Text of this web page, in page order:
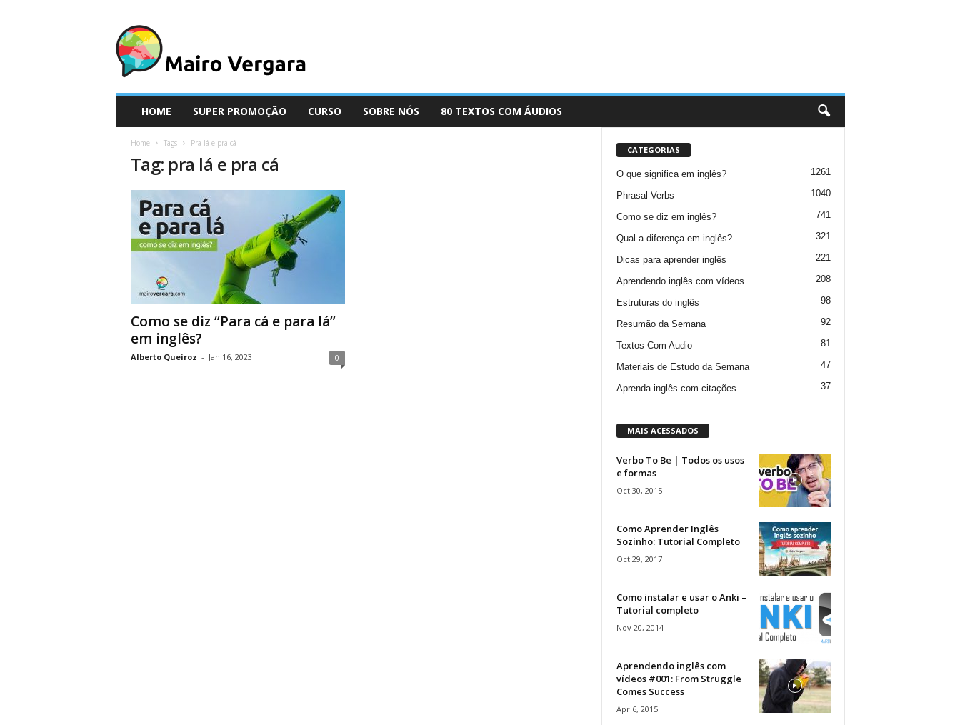
i
r
HOME SUPER PROMOÇÃO CURSO SOBRE NÓS 80 TEXTOS COM ÁUDIOS
Home Tags Pra lá e pra cá
Tag: pra lá e pra cá
Como se diz “Para cá e para lá”
em inglês?
Alberto Queiroz - Jan 16, 2023 0
CATEGORIAS
O que significa em inglês? 1261
Phrasal Verbs 1040
Como se diz em inglês? 741
Qual a diferença em inglês? 321
Dicas para aprender inglês 221
Aprendendo inglês com vídeos 208
Estruturas do inglês 98
Resumão da Semana 92
Textos Com Audio 81
Materiais de Estudo da Semana 47
Aprenda inglês com citações 37
MAIS ACESSADOS
Verbo To Be | Todos os usos
e formas
Oct 30, 2015
Como Aprender Inglês
Sozinho: Tutorial Completo
Oct 29, 2017
Como instalar e usar o Anki –
Tutorial completo
Nov 20, 2014
Aprendendo inglês com
vídeos #001: From Struggle
Comes Success
Apr 6, 2015